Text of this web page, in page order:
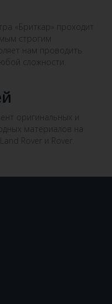
«Бриткар» проходит
строгим
нам проводить
сложности.
оригинальных и
материалов на
Rover и Rover.